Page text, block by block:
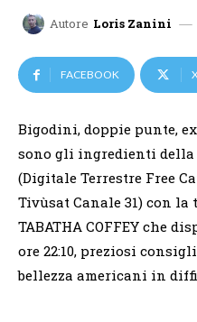
Autore Loris Zanini
FACEBOOK
Bigodini, doppie punte,
sono gli ingredienti della
(Digitale Terrestre Free
Tivùsat Canale 31) con
TABATHA COFFEY che
ore 22:10, preziosi
bellezza americani in